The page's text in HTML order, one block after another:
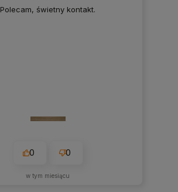
Polecam, świetny kontakt.
0 0
w tym miesiącu